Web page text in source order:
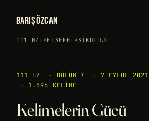
BARIŞ ÖZCAN
111 HZ › FELSEFE · PSIKOLOJI
111 HZ · BÖLÜM 7 · 7 EYLÜL 2021
·
1.596 KELIME
Kelimelerin Gücü